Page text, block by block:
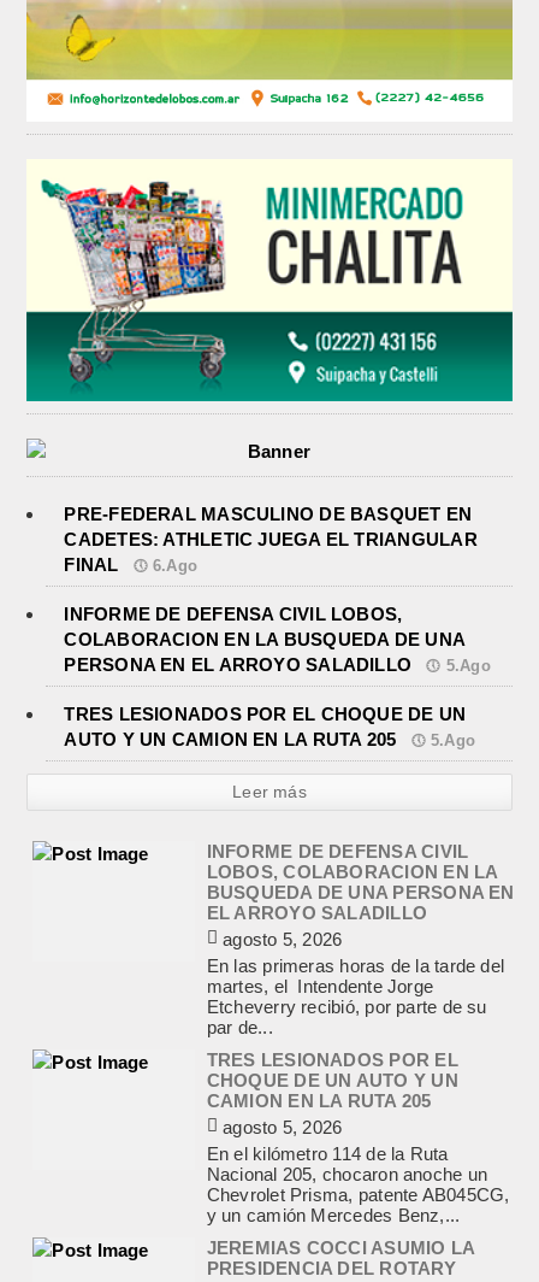
PRE-FEDERAL MASCULINO DE BASQUET EN
CADETES: ATHLETIC JUEGA EL TRIANGULAR
FINAL
6.Ago
INFORME DE DEFENSA CIVIL LOBOS,
COLABORACION EN LA BUSQUEDA DE UNA
PERSONA EN EL ARROYO SALADILLO
5.Ago
TRES LESIONADOS POR EL CHOQUE DE UN
AUTO Y UN CAMION EN LA RUTA 205
5.Ago
Leer más
TRES LESIONADOS POR EL
CHOQUE DE UN AUTO Y UN
CAMION EN LA RUTA 205
agosto 5, 2026
En el kilómetro 114 de la Ruta
Nacional 205, chocaron anoche un
Chevrolet Prisma, patente AB045CG,
y un camión Mercedes Benz,...
JEREMIAS COCCI ASUMIO LA
PRESIDENCIA DEL ROTARY
agosto 4, 2026
En el salón de la avenida Yrigoyen
colmado, asumió la presidencia del
Rotary Club de Lobos Jeremías
Cocci, para el...
LA RENDICION 2024 DEL
CONSEJO ESCOLAR DE LOBOS
APROBADA POR EL TRIBUNAL
DE CUENTAS BONAERENSE